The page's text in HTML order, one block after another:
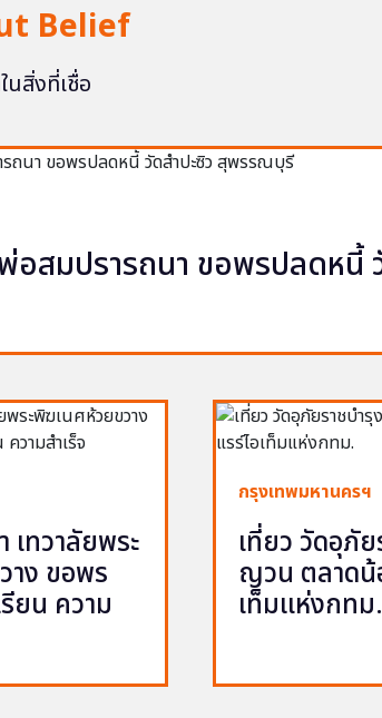
Belief
นสิ่งที่เชื่อ
อสมปรารถนา ขอพรปลดหนี้
เทวาลัยพระ
าง ขอพร
ยน ความ
กรุงเทพมหานครฯ
เที่ยว วัดอุภั
ญวน ตลาดน้
เท็มแห่งกทม.